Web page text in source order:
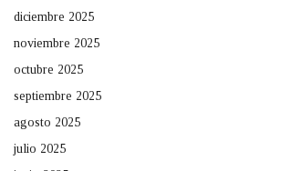
diciembre 2025
noviembre 2025
octubre 2025
septiembre 2025
agosto 2025
julio 2025